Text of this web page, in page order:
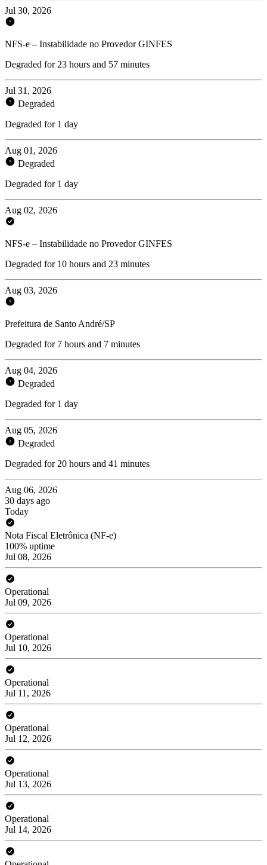
Jul 30, 2026
NFS-e – Instabilidade no Provedor GINFES
Degraded for 23 hours and 57 minutes
Jul 31, 2026
Degraded
Degraded for 1 day
Aug 01, 2026
Degraded
Degraded for 1 day
Aug 02, 2026
NFS-e – Instabilidade no Provedor GINFES
Degraded for 10 hours and 23 minutes
Aug 03, 2026
Prefeitura de Santo André/SP
Degraded for 7 hours and 7 minutes
Aug 04, 2026
Degraded
Degraded for 1 day
Aug 05, 2026
Degraded
Degraded for 20 hours and 41 minutes
Aug 06, 2026
30 days ago
Today
Nota Fiscal Eletrônica (NF-e)
100% uptime
Jul 08, 2026
Operational
Jul 09, 2026
Operational
Jul 10, 2026
Operational
Jul 11, 2026
Operational
Jul 12, 2026
Operational
Jul 13, 2026
Operational
Jul 14, 2026